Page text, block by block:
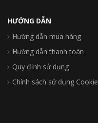
HƯỚNG DẪN
Hướng dẫn mua hàng
Hướng dẫn thanh toán
Quy định sử dụng
Chính sách sử dụng